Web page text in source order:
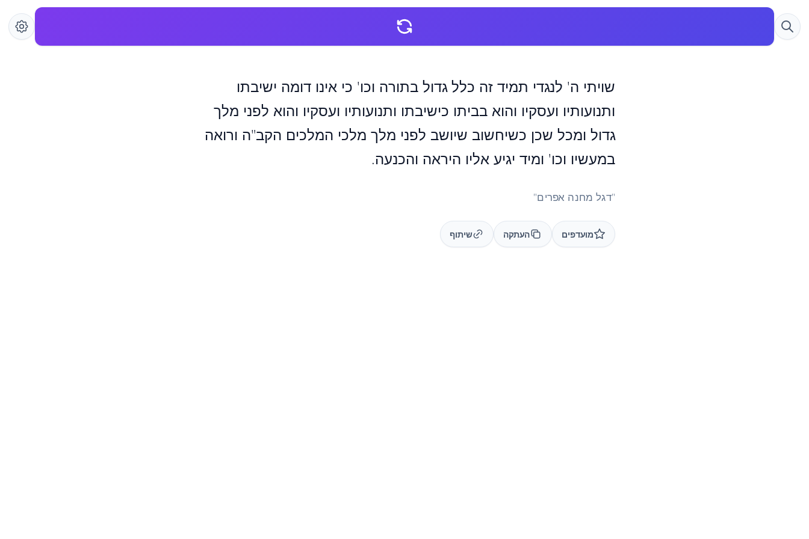
שויתי ה' לנגדי תמיד זה כלל גדול בתורה וכו' כי אינו דומה ישיבתו
ותנועותיו ועסקיו והוא בביתו כישיבתו ותנועותיו ועסקיו והוא לפני מלך
גדול ומכל שכן כשיחשוב שיושב לפני מלך מלכי המלכים הקב"ה ורואה
במעשיו וכו' ומיד יגיע אליו היראה והכנעה.
"דגל מחנה אפרים"
מועדפים העתקה שיתוף